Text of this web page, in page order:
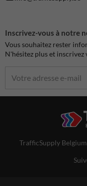
Inscrivez-vous à notre
Vous souhaitez rester
N'hésitez plus et inscrivez
TrafficSupply Belgium